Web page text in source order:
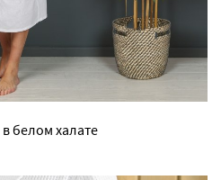
белом халате